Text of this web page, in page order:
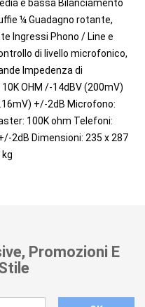
e bassa Bilanciamento
¼ Guadagno rotante,
Ingressi Phono / Line e
di livello microfonico,
Impedenza di
OHM /-14dBV (200mV)
+/-2dB Microfono:
100K ohm Telefoni:
2dB Dimensioni: 235 x 287
Promozioni E